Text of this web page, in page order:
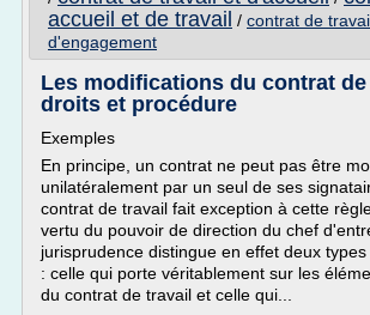
accueil et de travail / contrat de
d'engagement
Les modifications du contrat
droits et procédure
Exemples
En principe, un contrat ne peut pas être
unilatéralement par un seul de ses
contrat de travail fait exception à cette
vertu du pouvoir de direction du chef
jurisprudence distingue en effet deux
: celle qui porte véritablement sur les
du contrat de travail et celle qui...